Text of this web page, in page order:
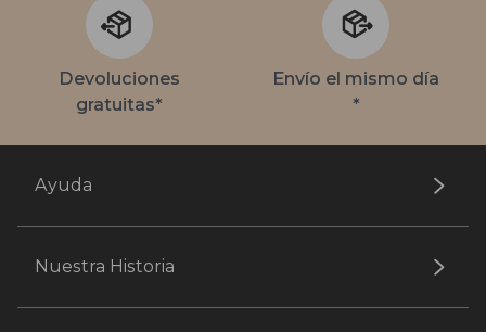
Devoluciones
gratuitas*
Envío el mismo día
*
Ayuda
Nuestra Historia